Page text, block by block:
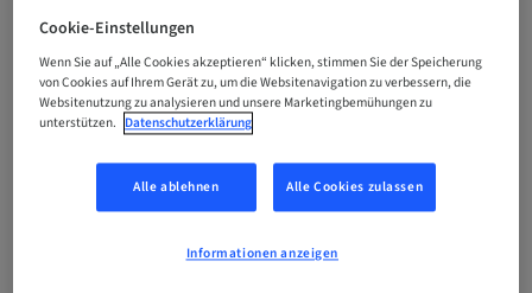
Italienisch
Punkte
0.00 Punkte
Bereitstellungsmethode
eLearning
Cookie-Einstellungen
Wenn Sie auf „Alle Cookies akzeptieren“ klicken, stimmen Sie der Speicherung
von Cookies auf Ihrem Gerät zu, um die Websitenavigation zu verbessern, die
Websitenutzung zu analysieren und unsere Marketingbemühungen zu
unterstützen. Datenschutzerklärung
Alle ablehnen Alle Cookies zulassen
Informationen anzeigen